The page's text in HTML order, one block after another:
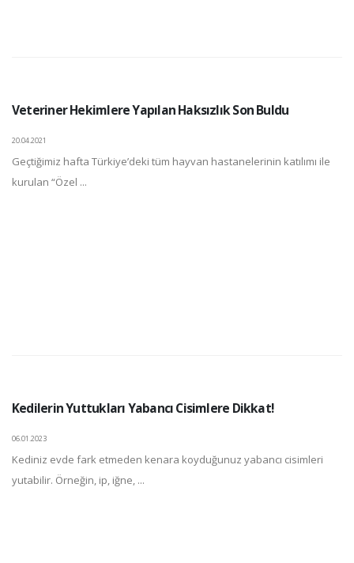
Veteriner Hekimlere Yapılan Haksızlık Son Buldu
20.04.2021
Geçtiğimiz hafta Türkiye’deki tüm hayvan hastanelerinin katılımı ile
kurulan “Özel ...
Kedilerin Yuttukları Yabancı Cisimlere Dikkat!
06.01.2023
Kediniz evde fark etmeden kenara koyduğunuz yabancı cisimleri
yutabilir. Örneğin, ip, iğne, ...